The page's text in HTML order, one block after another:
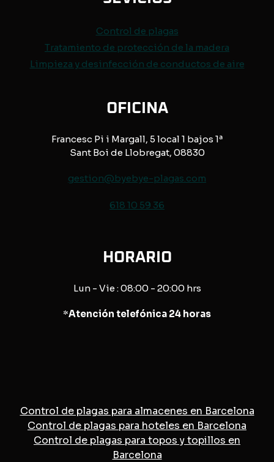
Control de plagas
Tratamiento de protección de la madera
Limpieza y desinfección de conductos de aire
OFICINA
Francesc Pi i Margall, 5 local 1 bajos 1ª
Sant Boi de Llobregat, 08830
gestion@byebye-plagas.com
618 10 59 36
HORARIO
Lun - Vie : 08:00 - 20:00 hrs
*Atención telefónica 24 horas
Control de plagas para almacenes en Barcelona
Control de plagas para hoteles en Barcelona
Control de plagas para topos y topillos en
Barcelona